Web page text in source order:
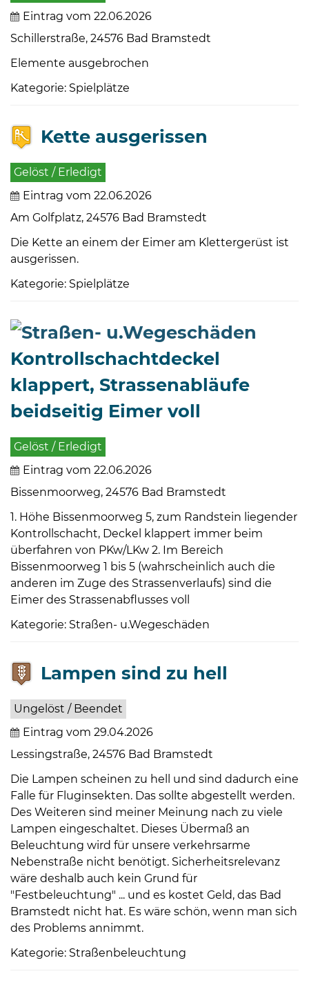
Eintrag vom 22.06.2026
Schillerstraße, 24576 Bad Bramstedt
Elemente ausgebrochen
Kategorie: Spielplätze
Kette ausgerissen
Gelöst / Erledigt
Eintrag vom 22.06.2026
Am Golfplatz, 24576 Bad Bramstedt
Die Kette an einem der Eimer am Klettergerüst ist
ausgerissen.
Kategorie: Spielplätze
Kontrollschachtdeckel
klappert, Strassenabläufe
beidseitig Eimer voll
Gelöst / Erledigt
Eintrag vom 22.06.2026
Bissenmoorweg, 24576 Bad Bramstedt
1. Höhe Bissenmoorweg 5, zum Randstein liegender
Kontrollschacht, Deckel klappert immer beim
überfahren von PKw/LKw 2. Im Bereich
Bissenmoorweg 1 bis 5 (wahrscheinlich auch die
anderen im Zuge des Strassenverlaufs) sind die
Eimer des Strassenabflusses voll
Kategorie: Straßen- u.Wegeschäden
Lampen sind zu hell
Ungelöst / Beendet
Eintrag vom 29.04.2026
Lessingstraße, 24576 Bad Bramstedt
Die Lampen scheinen zu hell und sind dadurch eine
Falle für Fluginsekten. Das sollte abgestellt werden.
Des Weiteren sind meiner Meinung nach zu viele
Lampen eingeschaltet. Dieses Übermaß an
Beleuchtung wird für unsere verkehrsarme
Nebenstraße nicht benötigt. Sicherheitsrelevanz
wäre deshalb auch kein Grund für
"Festbeleuchtung" ... und es kostet Geld, das Bad
Bramstedt nicht hat. Es wäre schön, wenn man sich
des Problems annimmt.
Kategorie: Straßenbeleuchtung